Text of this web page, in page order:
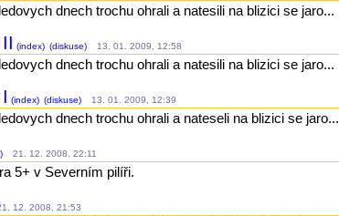
dnech trochu ohrali a natesili na blizici se jaro...
(index) (diskuse) 13. 01. 2009, 12:58
dnech trochu ohrali a natesili na blizici se jaro...
(index) (diskuse) 13. 01. 2009, 12:39
dnech trochu ohrali a nateseli na blizici se jaro...
21. 12. 2008, 22:11
5+ v Severním pilíři.
12. 2008, 21:53